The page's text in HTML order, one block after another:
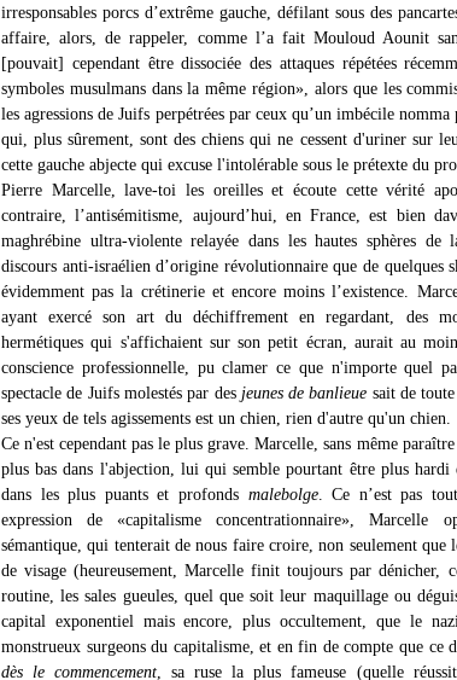
irresponsables porcs d’extrême gauche, défilant sous des
affaire, alors, de rappeler, comme l’a fait Mouloud Aounit
[pouvait] cependant être dissociée des attaques répétées
symboles musulmans dans la même région», alors que les
les agressions de Juifs perpétrées par ceux qu’un imbécile nomma
qui, plus sûrement, sont des chiens qui ne cessent d'uriner sur
cette gauche abjecte qui excuse l'intolérable sous le prétexte du
Pierre Marcelle, lave-toi les oreilles et écoute cette vérité
contraire, l’antisémitisme, aujourd’hui, en France, est bien
maghrébine ultra-violente relayée dans les hautes sphères
discours anti-israélien d’origine révolutionnaire que de quelques
évidemment pas la crétinerie et encore moins l’existence.
ayant exercé son art du déchiffrement en regardant, des
hermétiques qui s'affichaient sur son petit écran, aurait au
conscience professionnelle, pu clamer ce que n'importe quel
spectacle de Juifs molestés par des jeunes de banlieue sait de
ses yeux de tels agissements est un chien, rien d'autre qu'un chien.
Ce n'est cependant pas le plus grave. Marcelle, sans même
plus bas dans l'abjection, lui qui semble pourtant être plus hardi
dans les plus puants et profonds malebolge. Ce n’est pas
expression de «capitalisme concentrationnaire», Marcelle
sémantique, qui tenterait de nous faire croire, non seulement que
de visage (heureusement, Marcelle finit toujours par
routine, les sales gueules, quel que soit leur maquillage ou
capital exponentiel mais encore, plus occultement, que le
monstrueux surgeons du capitalisme, et en fin de compte que ce
dès le commencement , sa ruse la plus fameuse (quelle